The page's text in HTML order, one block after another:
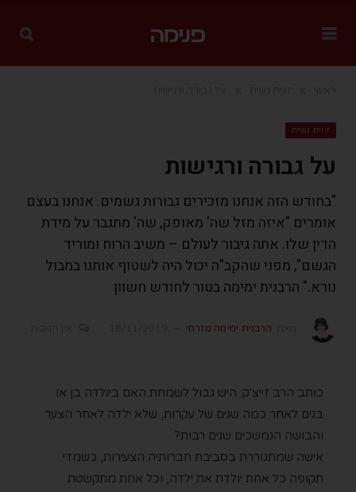
זווית נשית
על גבורה ורגישות
"בחודש הזה אנחנו מזכירים גבורות גשמים. אנחנו בעצם
אומרים "איזה מזל שה' מאופק, שה' מתגבר על מידת
הדין שלו. אתה גיבור לעולם – משיב הרוח ומוריד
הגשם", מפני שהקב"ה יכול היה לשטוף אותנו במבול
נורא." הרבנית ימימה בטור לחודש חשוון
הרבנית ימימה מזרחי
כותב הרב זייצ'ק: היש גבול לשמחת האם ביולדּה בן או
בנים לאחר כמה שנים של עקרות, שלא ילדה לאחר הצער
והבושה הנמשכים שנים רבות?
אישה שמתגוררת בסביבת חברותיה הצעירות, כשמדי
תקופה כל אחת יולדת את ילדה, וכל אחת מתקשטת